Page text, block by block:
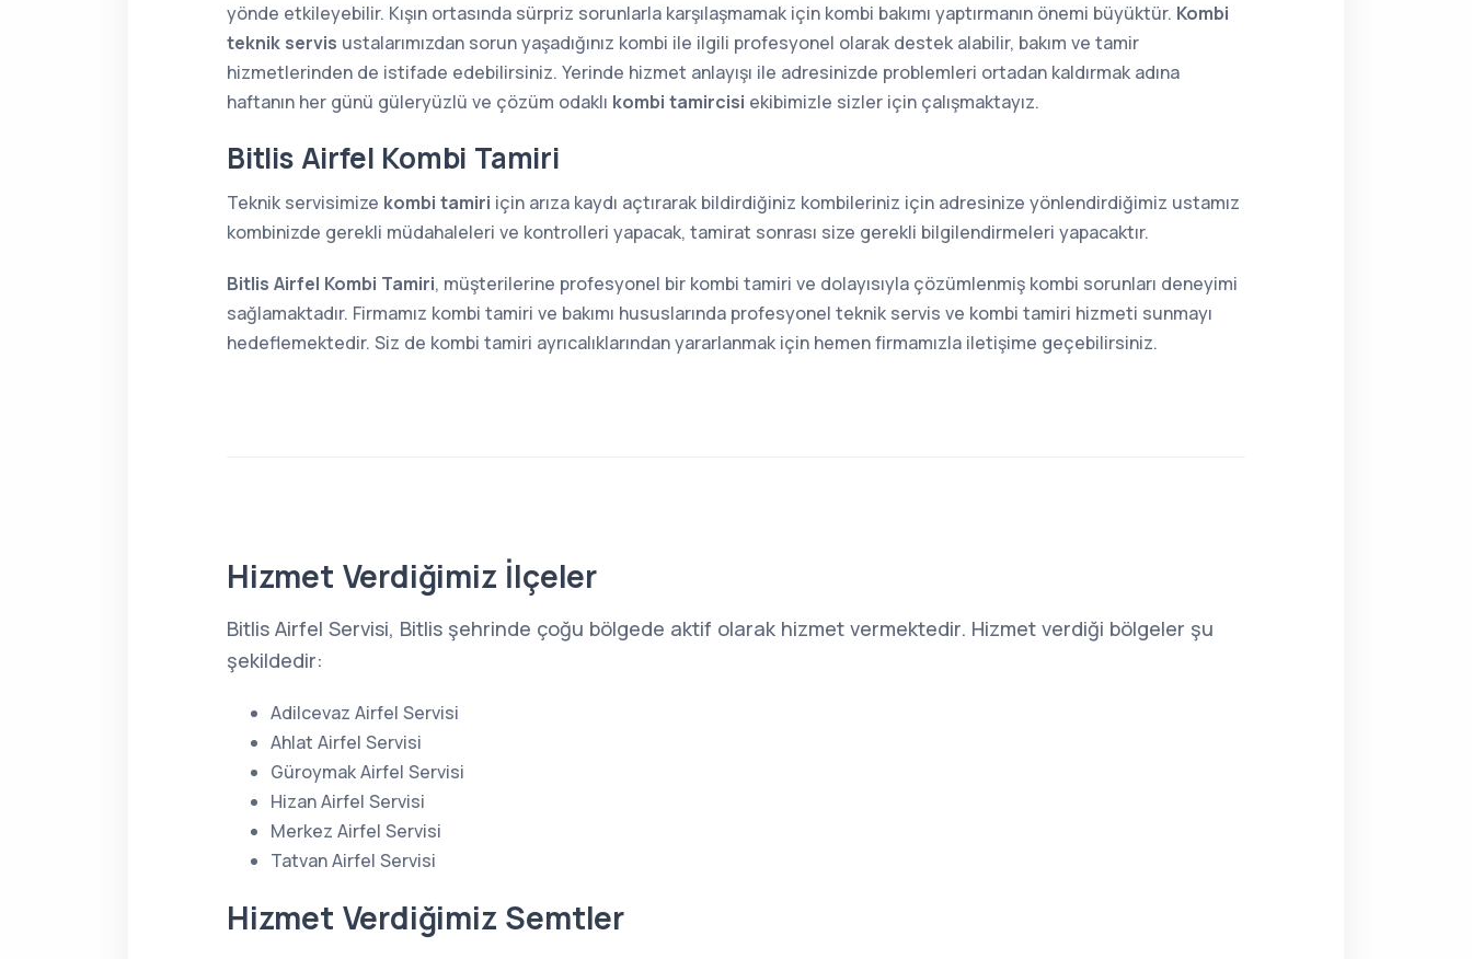
yönde etkileyebilir. Kışın ortasında sürpriz sorunlarla karşılaşmamak için kombi bakımı yaptırmanın önemi büyüktür. Kombi
teknik servis ustalarımızdan sorun yaşadığınız kombi ile ilgili profesyonel olarak destek alabilir, bakım ve tamir
hizmetlerinden de istifade edebilirsiniz. Yerinde hizmet anlayışı ile adresinizde problemleri ortadan kaldırmak adına
haftanın her günü güleryüzlü ve çözüm odaklı kombi tamircisi ekibimizle sizler için çalışmaktayız.
Bitlis Airfel Kombi Tamiri
Teknik servisimize kombi tamiri için arıza kaydı açtırarak bildirdiğiniz kombileriniz için adresinize yönlendirdiğimiz ustamız
kombinizde gerekli müdahaleleri ve kontrolleri yapacak, tamirat sonrası size gerekli bilgilendirmeleri yapacaktır.
Bitlis Airfel Kombi Tamiri, müşterilerine profesyonel bir kombi tamiri ve dolayısıyla çözümlenmiş kombi sorunları deneyimi
sağlamaktadır. Firmamız kombi tamiri ve bakımı hususlarında profesyonel teknik servis ve kombi tamiri hizmeti sunmayı
hedeflemektedir. Siz de kombi tamiri ayrıcalıklarından yararlanmak için hemen firmamızla iletişime geçebilirsiniz.
Hizmet Verdiğimiz İlçeler
Bitlis Airfel Servisi, Bitlis şehrinde çoğu bölgede aktif olarak hizmet vermektedir. Hizmet verdiği bölgeler şu
şekildedir:
Adilcevaz Airfel Servisi
Ahlat Airfel Servisi
Güroymak Airfel Servisi
Hizan Airfel Servisi
Merkez Airfel Servisi
Tatvan Airfel Servisi
Hizmet Verdiğimiz Semtler